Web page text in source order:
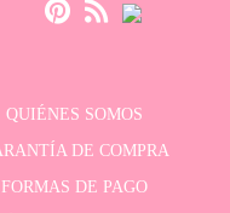
QUIÉNES SOMOS
DE COMPRA
FORMAS DE PAGO